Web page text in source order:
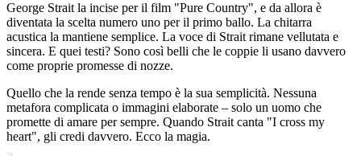
George Strait la incise per il film "Pure Country", e da allora è
diventata la scelta numero uno per il primo ballo. La chitarra
acustica la mantiene semplice. La voce di Strait rimane vellutata e
sincera. E quei testi? Sono così belli che le coppie li usano davvero
come proprie promesse di nozze.
Quello che la rende senza tempo è la sua semplicità. Nessuna
metafora complicata o immagini elaborate – solo un uomo che
promette di amare per sempre. Quando Strait canta "I cross my
heart", gli credi davvero. Ecco la magia.